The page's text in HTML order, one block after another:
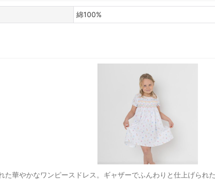
綿100%
華やかなワンピースドレス。ギャザーでふんわりと仕上げられ